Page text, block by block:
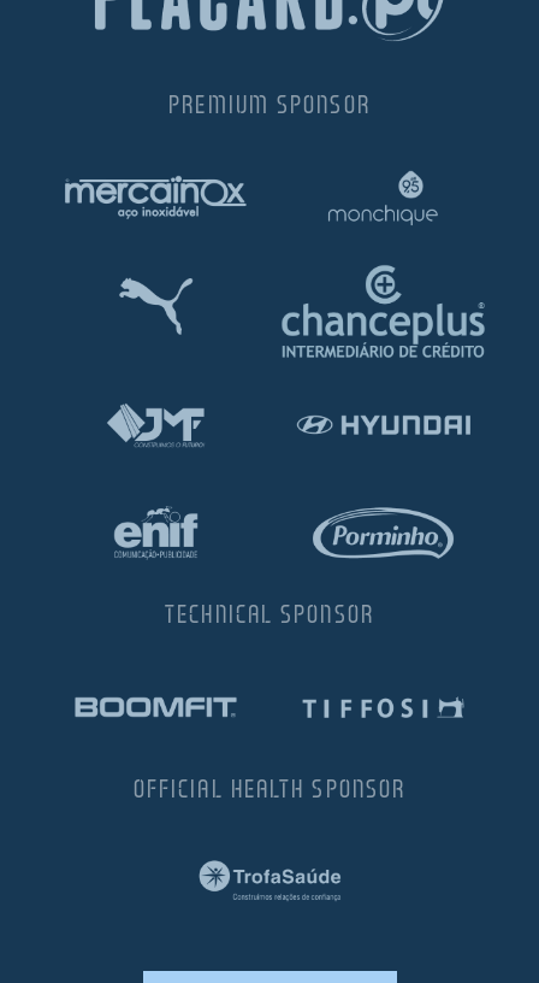
PREMIUM SPONSOR
TECHNICAL SPONSOR
OFFICIAL HEALTH SPONSOR